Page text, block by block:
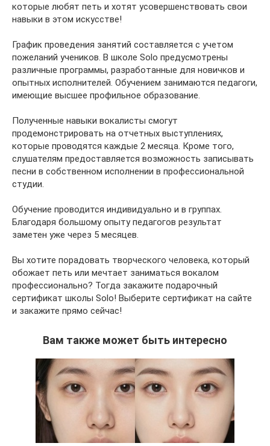
которые любят петь и хотят усовершенствовать свои
навыки в этом искусстве!
График проведения занятий составляется с учетом
пожеланий учеников. В школе Solo предусмотрены
различные программы, разработанные для новичков и
опытных исполнителей. Обучением занимаются педагоги,
имеющие высшее профильное образование.
Полученные навыки вокалисты смогут
продемонстрировать на отчетных выступлениях,
которые проводятся каждые 2 месяца. Кроме того,
слушателям предоставляется возможность записывать
песни в собственном исполнении в профессиональной
студии.
Обучение проводится индивидуально и в группах.
Благодаря большому опыту педагогов результат
заметен уже через 5 месяцев.
Вы хотите порадовать творческого человека, который
обожает петь или мечтает заниматься вокалом
профессионально? Тогда закажите подарочный
сертификат школы Solo! Выберите сертификат на сайте
и закажите прямо сейчас!
Вам также может быть интересно